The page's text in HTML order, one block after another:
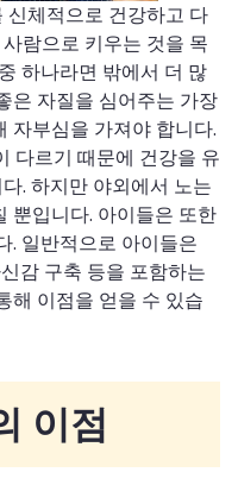
체적으로 건강하고 다
람으로 키우는 것을 목
하나라면 밖에서 더 많
은 자질을 심어주는 가장
자부심을 가져야 합니다.
다르기 때문에 건강을 유
. 하지만 야외에서 노는
뿐입니다. 아이들은 또한
. 일반적으로 아이들은
감 구축 등을 포함하는
해 이점을 얻을 수 있습
이점